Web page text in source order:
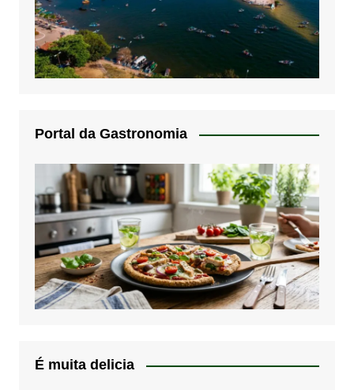
Portal da Gastronomia
É muita delicia